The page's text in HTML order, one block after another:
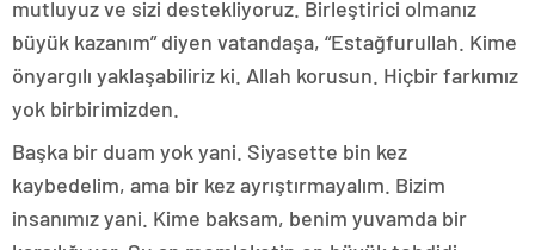
mutluyuz ve sizi destekliyoruz. Birleştirici olmanız
büyük kazanım” diyen vatandaşa, “Estağfurullah. Kime
önyargılı yaklaşabiliriz ki. Allah korusun. Hiçbir farkımız
yok birbirimizden.
Başka bir duam yok yani. Siyasette bin kez
kaybedelim, ama bir kez ayrıştırmayalım. Bizim
insanımız yani. Kime baksam, benim yuvamda bir